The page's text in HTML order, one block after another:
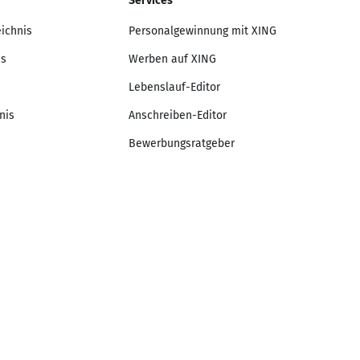
Personalgewinnung mit XING
Werben auf XING
Lebenslauf-Editor
Anschreiben-Editor
Bewerbungsratgeber